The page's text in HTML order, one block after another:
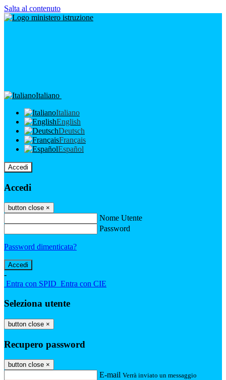
Salta al contenuto
Italiano
Italiano
English
Deutsch
Français
Español
Accedi
Accedi
button close ×
Nome Utente
Password
Password dimenticata?
-
Entra con SPID Entra con CIE
Seleziona utente
button close ×
Recupero password
button close ×
E-mail Verrà inviato un messaggio